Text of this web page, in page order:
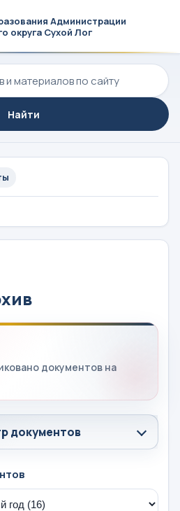
Администрации
округа Сухой Лог
Найти
документов на
документов